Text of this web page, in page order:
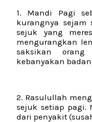
1. Mandi Pagi
kurangnya sejam
sejuk yang
mengurangkan
saksikan
kebanyakan
2. Rasulullah
sejuk setiap pagi.
dari penyakit